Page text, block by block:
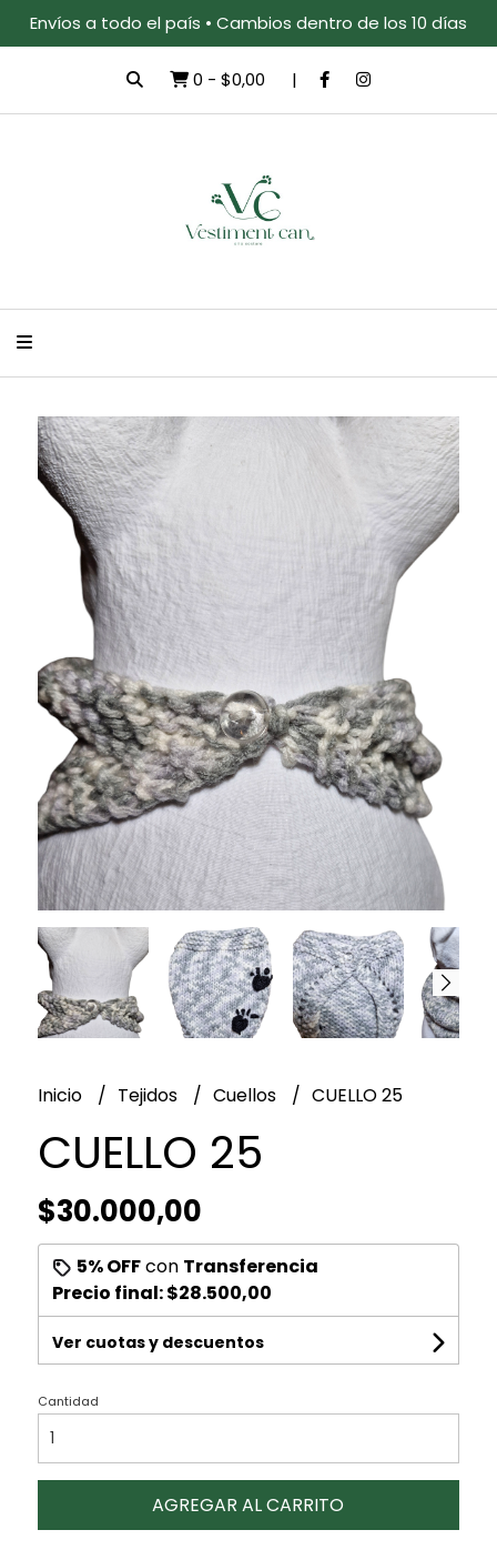
Envíos a todo el país • Cambios dentro de los 10 días
0 - $0,00
Inicio Tejidos Cuellos CUELLO 25
CUELLO 25
$30.000,00
5% OFFcon Transferencia
Precio final:$28.500,00
Ver cuotas y descuentos
Cantidad
AGREGAR AL CARRITO